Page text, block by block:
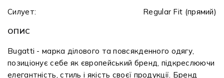
Силует:
Regular Fit (прямий)
ОПИС
Bugatti - марка ділового та повсякденного одягу,
позиціонує себе як європейський бренд, підкреслюючи
елегантність, стиль і якість своєї продукції. Бренд